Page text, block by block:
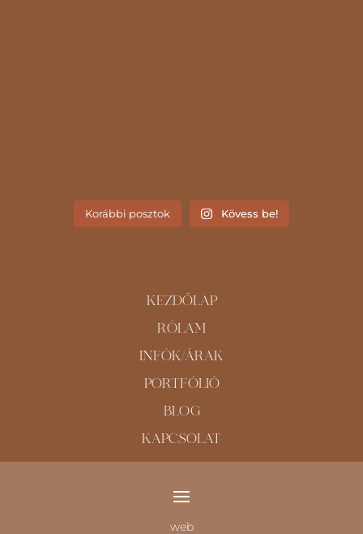
Korábbi posztok Kövess be!
KEZDŐLAP
RÓLAM
INFÓK/ÁRAK
PORTFÓLIÓ
BLOG
KAPCSOLAT
web